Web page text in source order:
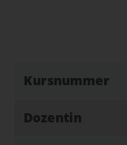
Kursnummer
Dozentin